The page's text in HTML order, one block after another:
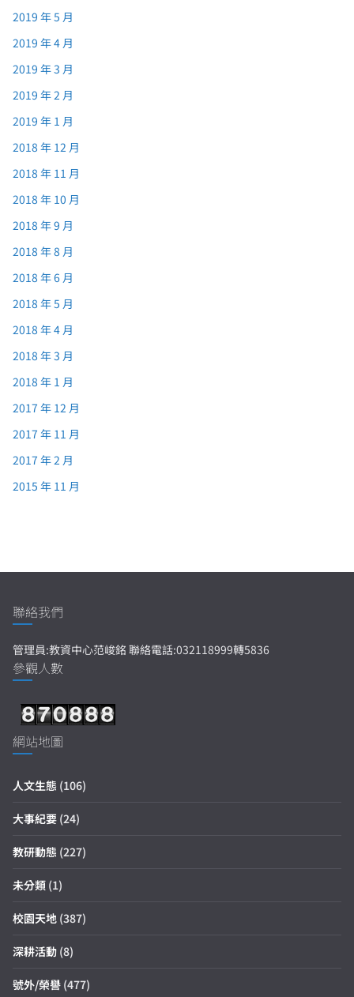
2019 年 5 月
2019 年 4 月
2019 年 3 月
2019 年 2 月
2019 年 1 月
2018 年 12 月
2018 年 11 月
2018 年 10 月
2018 年 9 月
2018 年 8 月
2018 年 6 月
2018 年 5 月
2018 年 4 月
2018 年 3 月
2018 年 1 月
2017 年 12 月
2017 年 11 月
2017 年 2 月
2015 年 11 月
聯絡我們
管理員:教資中心范峻銘 聯絡電話:032118999轉5836
參觀人數
網站地圖
人文生態 (106)
大事紀要 (24)
教研動態 (227)
未分類 (1)
校園天地 (387)
深耕活動 (8)
號外/榮譽 (477)